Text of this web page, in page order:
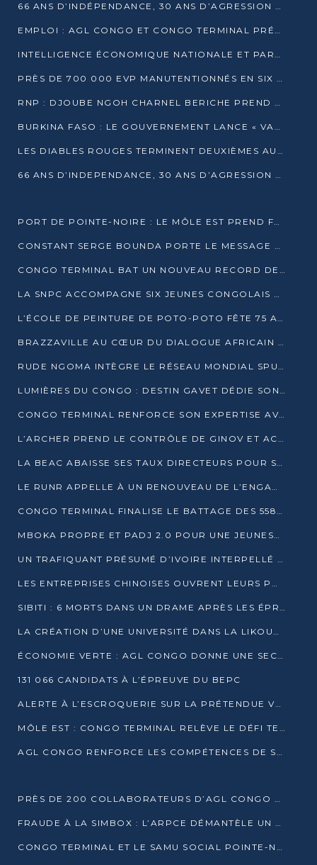
66 ANS D’INDÉPENDANCE, 30 ANS D’AGRESSION RWANDAISE : 4 PRÉSIDENCES, UN ÉCHEC COLLECTIF
EMPLOI : AGL CONGO ET CONGO TERMINAL PRÉSÉLECTIONNENT PLUS DE 70 JEUNES À POINTE-NOIRE
INTELLIGENCE ÉCONOMIQUE NATIONALE ET PARTENARIATS INTERNATIONAUX : VERS UNE DOCTRINE SOUVERAINE DE SÉCURITÉ ÉCONOMIQUE
PRÈS DE 700 000 EVP MANUTENTIONNÉS EN SIX MOIS PAR CONGO TERMINAL
RNP : DJOUBE NGOH CHARNEL BERICHE PREND LES RÊNES DU PARTI
BURKINA FASO : LE GOUVERNEMENT LANCE « VACANCES UTILES 2026 » POUR FORMER LES ÉLÈVES À 15 MÉTIERS
LES DIABLES ROUGES TERMINENT DEUXIÈMES AU CHAMPIONNAT D’AFRIQUE ZONE 3
66 ANS D’INDEPENDANCE, 30 ANS D’AGRESSION RWAN DAISE : 4 PRESIDENCES, UN ECHEC COLLECTIF
PORT DE POINTE-NOIRE : LE MÔLE EST PREND FORME ET VISE LES GÉANTS DES MERS
CONSTANT SERGE BOUNDA PORTE LE MESSAGE DE COMPASSION DE DENIS SASSOU NGUESSO EN IRAN
CONGO TERMINAL BAT UN NOUVEAU RECORD DE PRODUCTIVITÉ AU PORT DE POINTE-NOIRE
LA SNPC ACCOMPAGNE SIX JEUNES CONGOLAIS AUX OLYMPIADES PANAFRICAINES DE MATHÉMATIQUES
L’ÉCOLE DE PEINTURE DE POTO-POTO FÊTE 75 ANS AU SERVICE DE L’ART CONGOLAIS
BRAZZAVILLE AU CŒUR DU DIALOGUE AFRICAIN SUR LES OBJECTIFS DE DÉVELOPPEMENT DURABLE
RUDE NGOMA INTÈGRE LE RÉSEAU MONDIAL SPUTNIK PRO APRÈS UNE FORMATION À MOSCOU
LUMIÈRES DU CONGO : DESTIN GAVET DÉDIE SON PRIX À L’UNITÉ NATIONALE ET À LA JEUNESSE
CONGO TERMINAL RENFORCE SON EXPERTISE AVEC NEUF NOUVEAUX FORMATEURS EN ENGINS PORTUAIRES
L’ARCHER PREND LE CONTRÔLE DE GINOV ET ACCÉLÈRE SON VIRAGE NUMÉRIQUE
LA BEAC ABAISSE SES TAUX DIRECTEURS POUR SOUTENIR LA CROISSANCE EN ZONE CEMAC
LE RUNR APPELLE À UN RENOUVEAU DE L’ENGAGEMENT MILITANT
CONGO TERMINAL FINALISE LE BATTAGE DES 558 PIEUX DU FUTUR QUAI DU MÔLE EST
MBOKA PROPRE ET PADJ 2.0 POUR UNE JEUNESSE PLUS AUTONOME
UN TRAFIQUANT PRÉSUMÉ D’IVOIRE INTERPELLÉ À DOLISIE
LES ENTREPRISES CHINOISES OUVRENT LEURS PORTES AUX JEUNES DIPLÔMÉS
SIBITI : 6 MORTS DANS UN DRAME APRÈS LES ÉPREUVES DU BEPC
LA CRÉATION D’UNE UNIVERSITÉ DANS LA LIKOUALA AU CŒUR D’UNE RÉFLEXION NATIONALE
ÉCONOMIE VERTE : AGL CONGO DONNE UNE SECONDE VIE À SES DÉCHETS INDUSTRIELS
131 066 CANDIDATS À L’ÉPREUVE DU BEPC
ALERTE À L’ESCROQUERIE SUR LA PRÉTENDUE VENTE DE PARCELLES AFAT
MÔLE EST : CONGO TERMINAL RELÈVE LE DÉFI TECHNIQUE DES SABLES BITUMINEUX
AGL CONGO RENFORCE LES COMPÉTENCES DE SES ÉQUIPES AVEC LA CERTIFICATION CACES® R483
PRÈS DE 200 COLLABORATEURS D’AGL CONGO EN FORMATION JUSQU’EN JUILLET
FRAUDE À LA SIMBOX : L’ARPCE DÉMANTÈLE UN RÉSEAU UTILISANT DES CARTES SIM OUGANDAISES
CONGO TERMINAL ET LE SAMU SOCIAL POINTE-NOIRE RENOUVELLENT LEUR PARTENARIAT EN FAVEUR DES JEUNES VULNÉRABLES